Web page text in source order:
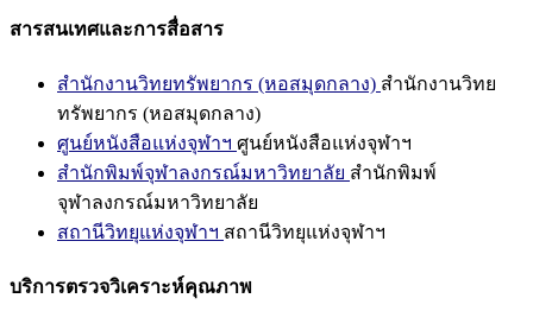
สารสนเทศและการสื่อสาร
สำนักงานวิทยทรัพยากร (หอสมุดกลาง) สำนักงานวิทย
ทรัพยากร (หอสมุดกลาง)
ศูนย์หนังสือแห่งจุฬาฯ ศูนย์หนังสือแห่งจุฬาฯ
สำนักพิมพ์จุฬาลงกรณ์มหาวิทยาลัย สำนักพิมพ์
จุฬาลงกรณ์มหาวิทยาลัย
สถานีวิทยุแห่งจุฬาฯ สถานีวิทยุแห่งจุฬาฯ
บริการตรวจวิเคราะห์คุณภาพ